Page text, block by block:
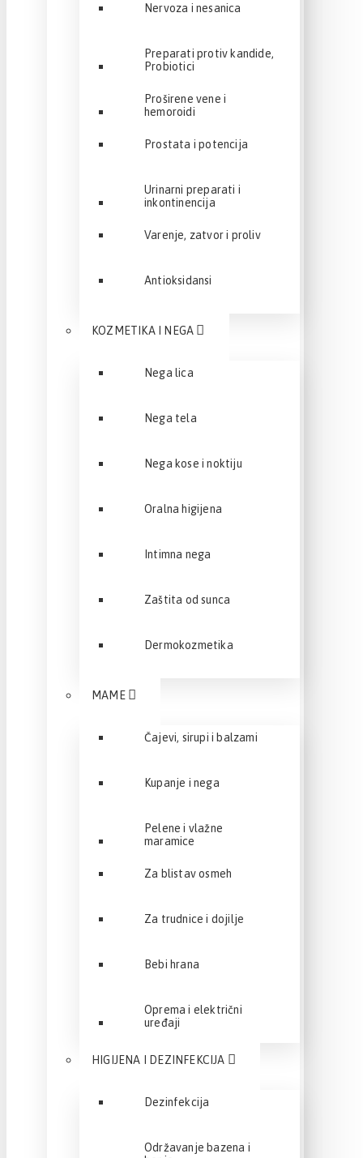
Nervoza i nesanica
Preparati protiv kandide,
Probiotici
Proširene vene i
hemoroidi
Prostata i potencija
Urinarni preparati i
inkontinencija
Varenje, zatvor i proliv
Antioksidansi
KOZMETIKA I NEGA
Nega lica
Nega tela
Nega kose i noktiju
Oralna higijena
Intimna nega
Zaštita od sunca
Dermokozmetika
MAME
Čajevi, sirupi i balzami
Kupanje i nega
Pelene i vlažne
maramice
Za blistav osmeh
Za trudnice i dojilje
Bebi hrana
Oprema i električni
uređaji
HIGIJENA I DEZINFEKCIJA
Dezinfekcija
Održavanje bazena i